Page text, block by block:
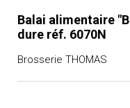
Balai alimentaire
dure réf. 6070N
Brosserie THOMAS